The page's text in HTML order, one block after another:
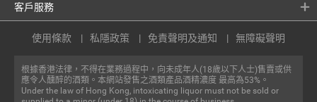
客戶服務
根據香港法律，不得在業務過程中，向未成年人(18歲以下人士)售賣或供
應令人醺醉的酒類。本網站發售之酒類產品酒精濃度 最高為53%。
Under the law of Hong Kong, intoxicating liquor must not be sold or
使用條款 私隱政策 免責聲明及通知 無障礙聲明